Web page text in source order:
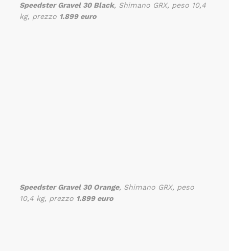
Speedster Gravel 30 Black, Shimano GRX, peso 10,4
kg, prezzo 1.899 euro
Speedster Gravel 30 Orange, Shimano GRX, peso
10,4 kg, prezzo 1.899 euro